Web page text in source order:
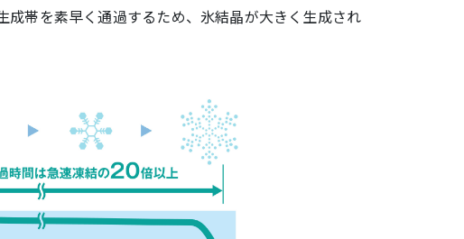
帯を素早く通過するため、氷結晶が大きく生成され